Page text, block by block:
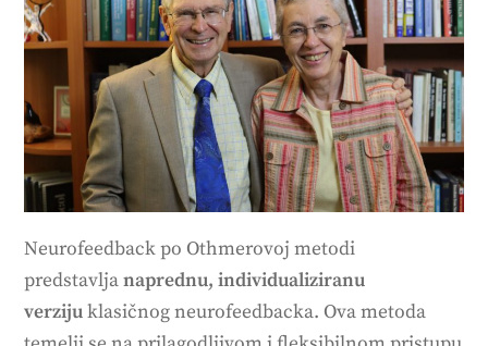
Neurofeedback po Othmerovoj metodi
predstavljanaprednu, individualiziranu
verzijuklasičnog neurofeedbacka. Ova metoda